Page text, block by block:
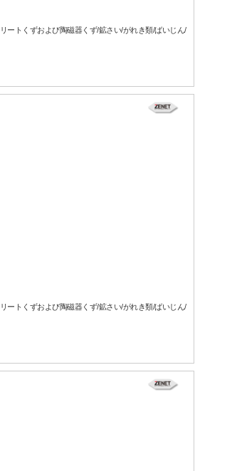
ートくずおよび陶磁器くず/鉱さい/がれき類/ばいじん/
ートくずおよび陶磁器くず/鉱さい/がれき類/ばいじん/